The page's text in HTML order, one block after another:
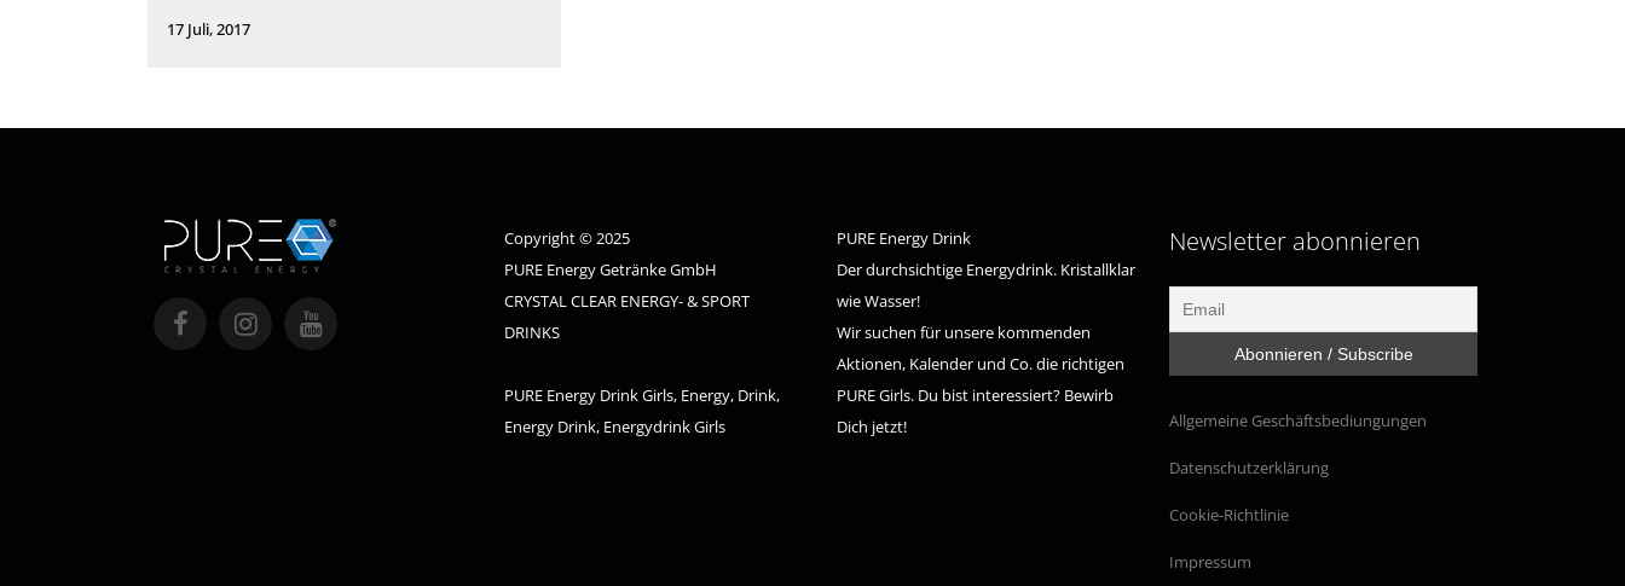
17 Juli, 2017
Copyright © 2025
PURE Energy Getränke GmbH
CRYSTAL CLEAR ENERGY- & SPORT
DRINKS
PURE Energy Drink Girls, Energy, Drink,
Energy Drink, Energydrink Girls
PURE Energy Drink
Der durchsichtige Energydrink. Kristallklar
wie Wasser!
Wir suchen für unsere kommenden
Aktionen, Kalender und Co. die richtigen
PURE Girls. Du bist interessiert? Bewirb
Dich jetzt!
Newsletter abonnieren
Allgemeine Geschäftsbediungungen
Datenschutzerklärung
Cookie-Richtlinie
Impressum